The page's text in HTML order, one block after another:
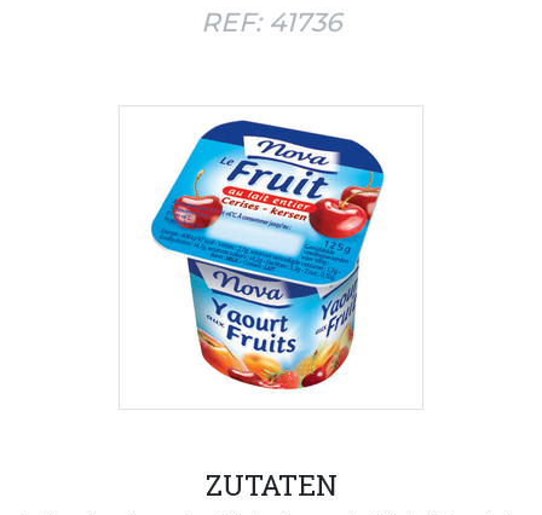
Neue Produkte
Herve Käse
REF: 41736
ZUTATEN